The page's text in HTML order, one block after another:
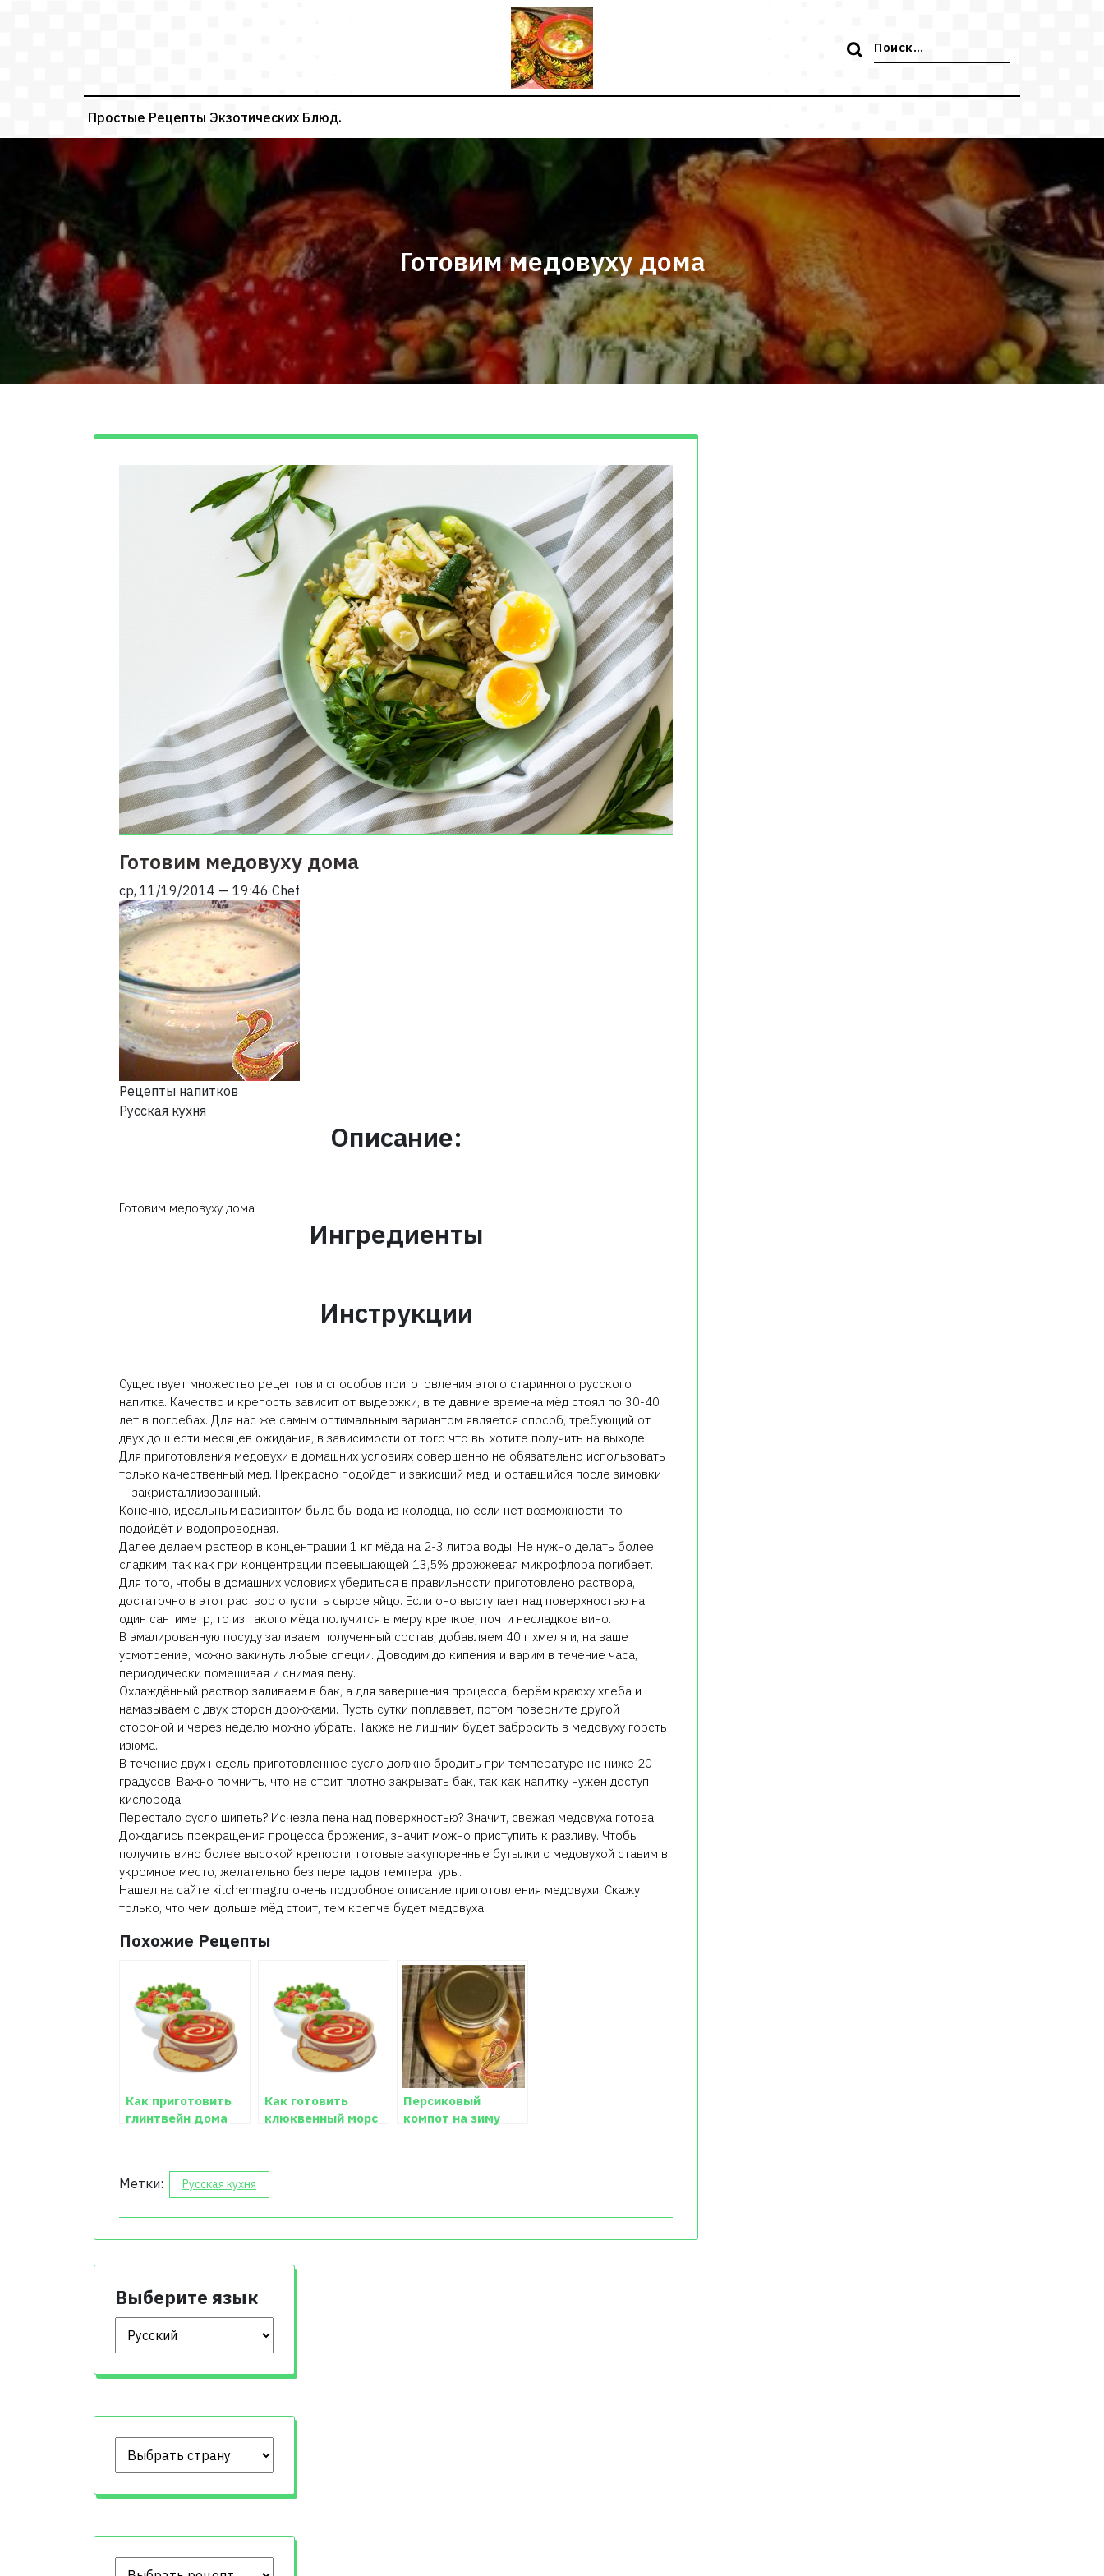
Поиск:
Простые Рецепты Экзотических Блюд.
Готовим медовуху дома
Готовим медовуху дома
ср, 11/19/2014 — 19:46 Chef
Рецепты напитков
Русская кухня
Описание:
Готовим медовуху дома
Ингредиенты
Инструкции
Существует множество рецептов и способов приготовления этого старинного русского
напитка. Качество и крепость зависит от выдержки, в те давние времена мёд стоял по 30-40
лет в погребах. Для нас же самым оптимальным вариантом является способ, требующий от
двух до шести месяцев ожидания, в зависимости от того что вы хотите получить на выходе.
Для приготовления медовухи в домашних условиях совершенно не обязательно использовать
только качественный мёд. Прекрасно подойдёт и закисший мёд, и оставшийся после зимовки
— закристаллизованный.
Конечно, идеальным вариантом была бы вода из колодца, но если нет возможности, то
подойдёт и водопроводная.
Далее делаем раствор в концентрации 1 кг мёда на 2-3 литра воды. Не нужно делать более
сладким, так как при концентрации превышающей 13,5% дрожжевая микрофлора погибает.
Для того, чтобы в домашних условиях убедиться в правильности приготовлено раствора,
достаточно в этот раствор опустить сырое яйцо. Если оно выступает над поверхностью на
один сантиметр, то из такого мёда получится в меру крепкое, почти несладкое вино.
В эмалированную посуду заливаем полученный состав, добавляем 40 г хмеля и, на ваше
усмотрение, можно закинуть любые специи. Доводим до кипения и варим в течение часа,
периодически помешивая и снимая пену.
Охлаждённый раствор заливаем в бак, а для завершения процесса, берём краюху хлеба и
намазываем с двух сторон дрожжами. Пусть сутки поплавает, потом поверните другой
стороной и через неделю можно убрать. Также не лишним будет забросить в медовуху горсть
изюма.
В течение двух недель приготовленное сусло должно бродить при температуре не ниже 20
градусов. Важно помнить, что не стоит плотно закрывать бак, так как напитку нужен доступ
кислорода.
Перестало сусло шипеть? Исчезла пена над поверхностью? Значит, свежая медовуха готова.
Дождались прекращения процесса брожения, значит можно приступить к разливу. Чтобы
получить вино более высокой крепости, готовые закупоренные бутылки с медовухой ставим в
укромное место, желательно без перепадов температуры.
Нашел на сайте kitchenmag.ru очень подробное описание приготовления медовухи. Скажу
только, что чем дольше мёд стоит, тем крепче будет медовуха.
Похожие Рецепты
Как приготовить
глинтвейн дома
Как готовить
клюквенный морс
Персиковый
компот на зиму
Метки: Русская кухня
Выберите язык
Выберите язык